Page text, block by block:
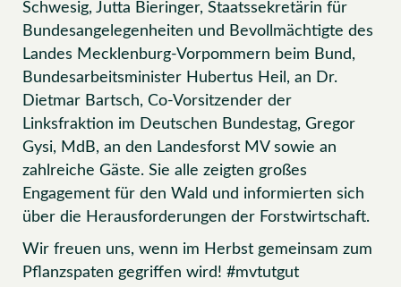
Schwesig, Jutta Bieringer, Staatssekretärin für
Bundesangelegenheiten und Bevollmächtigte des
Landes Mecklenburg-Vorpommern beim Bund,
Bundesarbeitsminister Hubertus Heil, an Dr.
Dietmar Bartsch, Co-Vorsitzender der
Linksfraktion im Deutschen Bundestag, Gregor
Gysi, MdB, an den Landesforst MV sowie an
zahlreiche Gäste. Sie alle zeigten großes
Engagement für den Wald und informierten sich
über die Herausforderungen der Forstwirtschaft.
Wir freuen uns, wenn im Herbst gemeinsam zum
Pflanzspaten gegriffen wird! #mvtutgut